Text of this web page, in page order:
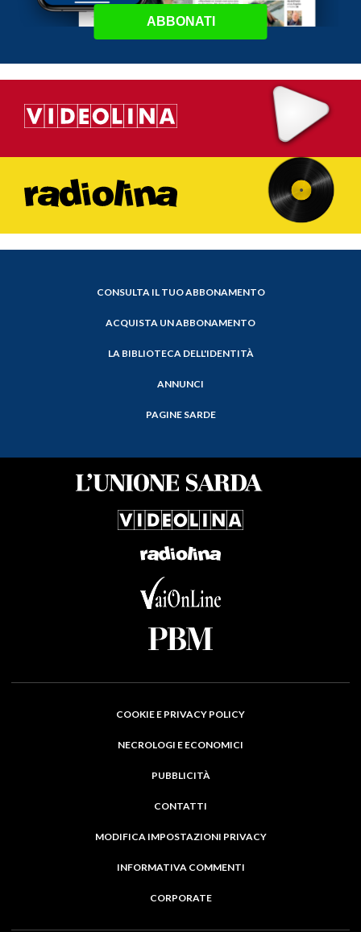
ABBONATI
CONSULTA IL TUO ABBONAMENTO
ACQUISTA UN ABBONAMENTO
LA BIBLIOTECA DELL'IDENTITÀ
ANNUNCI
PAGINE SARDE
COOKIE E PRIVACY POLICY
NECROLOGI E ECONOMICI
PUBBLICITÀ
CONTATTI
MODIFICA IMPOSTAZIONI PRIVACY
INFORMATIVA COMMENTI
CORPORATE